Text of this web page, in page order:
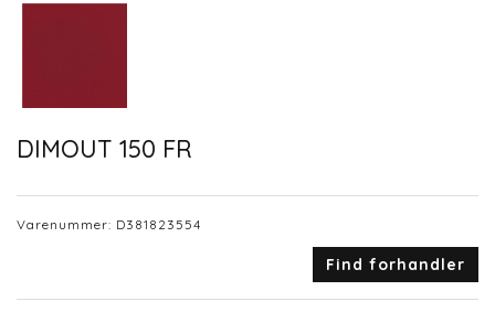
DIMOUT 150 FR
Varenummer: D381823554
Find forhandler